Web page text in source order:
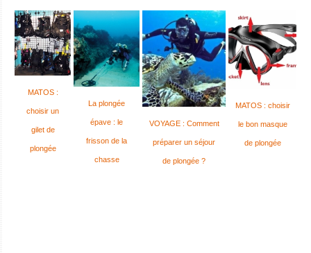
MATOS :
choisir un
gilet de
plongée
La plongée
épave : le
frisson de la
chasse
VOYAGE : Comment
préparer un séjour
de plongée ?
MATOS : choisir
le bon masque
de plongée